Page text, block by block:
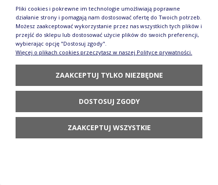
DO KOSZYKA
Filiżanka i spodek V 0,2 L F043 GZ43 Manufaktura
w Bolesławcu
Pliki cookies i pokrewne im technologie umożliwiają poprawne
działanie strony i pomagają nam dostosować ofertę do Twoich potrzeb.
Możesz zaakceptować wykorzystanie przez nas wszystkich tych plików i
przejść do sklepu lub dostosować użycie plików do swoich preferencji,
wybierając opcję "Dostosuj zgody".
Więcej o plikach cookies przeczytasz w naszej Polityce prywatności.
ZAAKCEPTUJ TYLKO NIEZBĘDNE
DOSTOSUJ ZGODY
ZAAKCEPTUJ WSZYSTKIE